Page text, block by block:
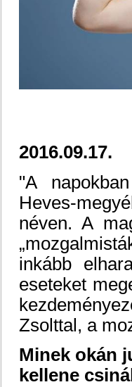
2016.09.17.
"A
Heves-
néven. A
inkább
eseteket
Zsolttal, a
Minek okán
kellene